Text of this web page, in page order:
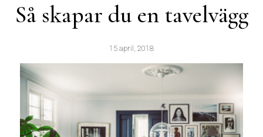
Så skapar du en tavelvägg
15 april, 2018